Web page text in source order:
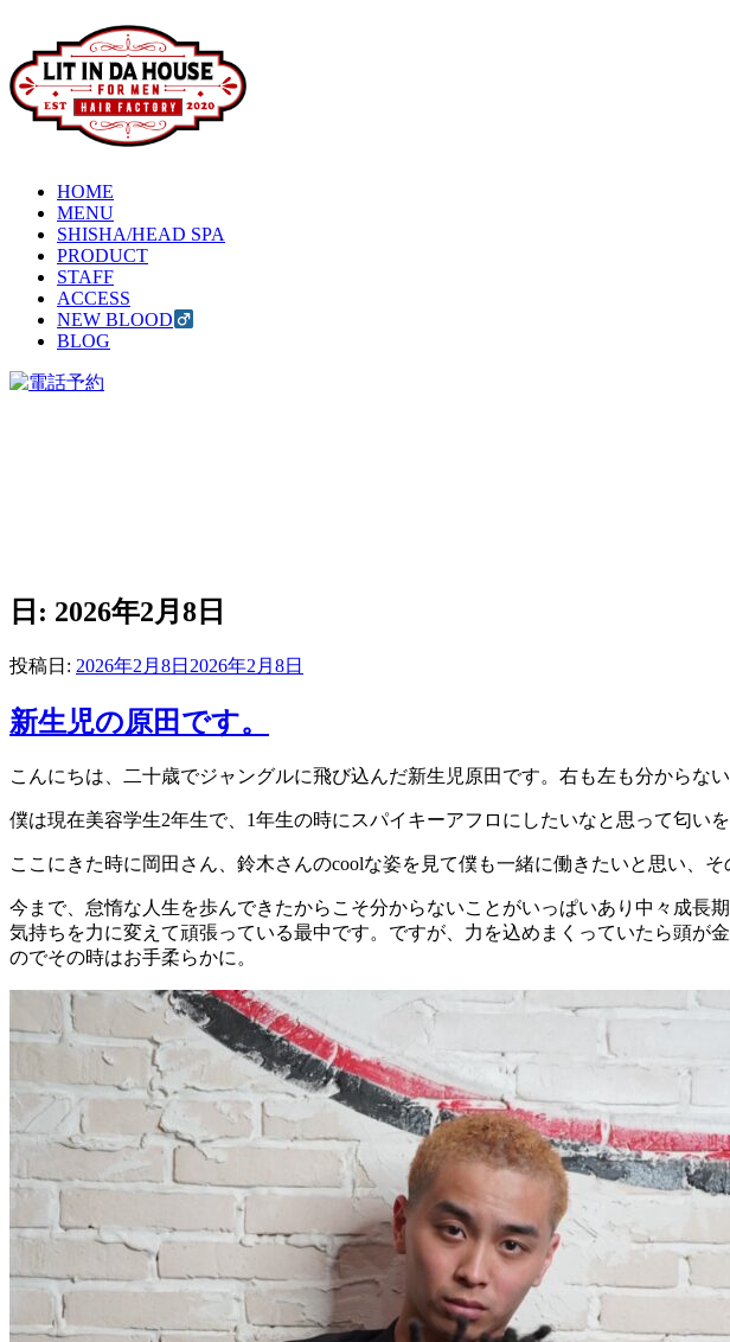
HOME
MENU
SHISHA/HEAD SPA
PRODUCT
STAFF
ACCESS
NEW BLOOD
BLOG
日: 2026年2月8日
投稿日: 2026年2月8日 2026年2月8日
新生児の原田です。
こんにちは、二十歳でジャングルに飛び込んだ新生児原田です。右も左も分からな
僕は現在美容学生2年生で、1年生の時にスパイキーアフロにしたいなと思って匂い
ここにきた時に岡田さん、鈴木さんのcoolな姿を見て僕も一緒に働きたいと思い、
今まで、怠惰な人生を歩んできたからこそ分からないことがいっぱいあり中々成
気持ちを力に変えて頑張っている最中です。ですが、力を込めまくっていたら頭
のでその時はお手柔らかに。